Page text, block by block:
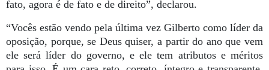
fato, agora é de fato e de direito”, declarou.
“Vocês estão vendo pela última vez Gilberto como líder da
oposição, porque, se Deus quiser, a partir do ano que vem
ele será líder do governo, e ele tem atributos e méritos